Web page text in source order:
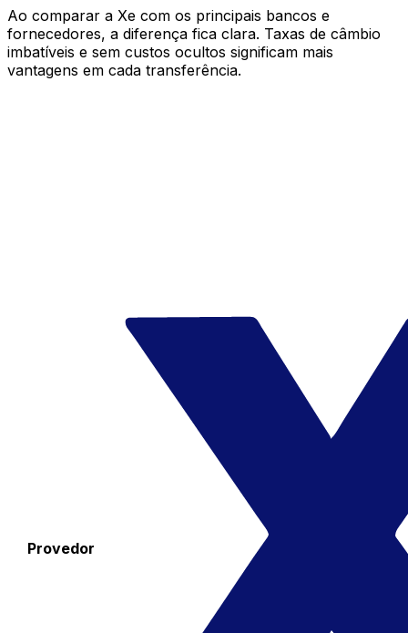
Ao comparar a Xe com os principais bancos e
fornecedores, a diferença fica clara. Taxas de câmbio
imbatíveis e sem custos ocultos significam mais
vantagens em cada transferência.
Provedor